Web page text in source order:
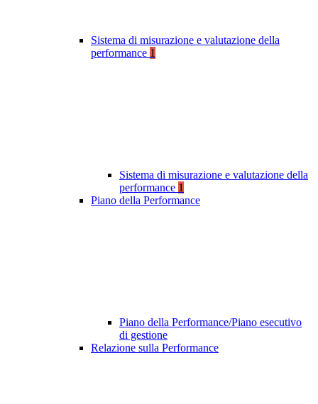
Sistema di misurazione e valutazione della
performance 1
Sistema di misurazione e valutazione della
performance 1
Piano della Performance
Piano della Performance/Piano esecutivo
di gestione
Relazione sulla Performance